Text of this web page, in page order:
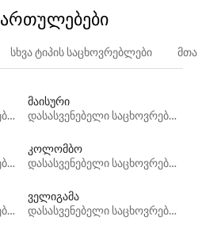
სხვა ტიპის საცხოვრებლები
დასასვენებელი საცხოვრებლები
მაისური
დასასვენებელი საცხოვრებლები
დასასვენებელი საცხოვრებლები
კოლომბო
დასასვენებელი საცხოვრებლები
დასასვენებელი საცხოვრებლები
ველიგამა
დასასვენებელი საცხოვრებლები